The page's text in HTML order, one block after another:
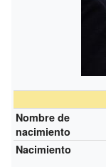
Nombre de
nacimiento
Nacimiento